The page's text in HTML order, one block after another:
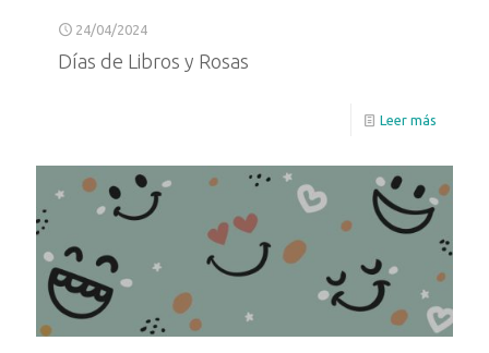
24/04/2024
Días de Libros y Rosas
Leer más